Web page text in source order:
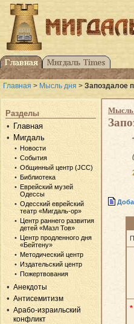
Главная > Мысль дня > Запоздалое
Разделы
Главная
Мигдаль
Новости
События
Общинный центр (JCC)
Библиотека
Еврейский музей
Одессы
Одесский еврейский
театр «Мигдаль-ор»
Центр раннего развития
детей «Мазл Тов»
Центр продленного дня
«Бейтену»
Методический центр
Издательский центр
Пожертвования
Анекдоты
Антисемитизм
Арабо-израильский
конфликт
Мысль
*